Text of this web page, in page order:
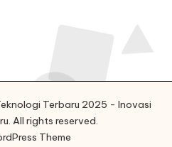
Terbaru 2025 - Inovasi
All rights reserved.
Theme